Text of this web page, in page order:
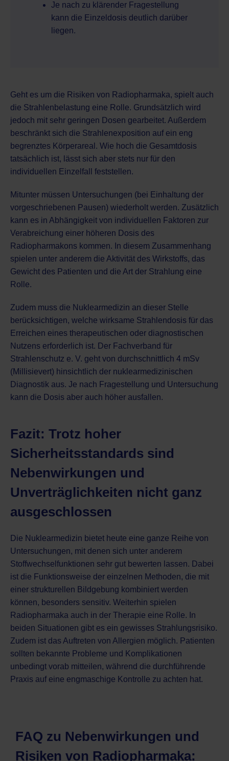
Je nach zu klärender Fragestellung
kann die Einzeldosis deutlich darüber
liegen.
Geht es um die Risiken von Radiopharmaka, spielt auch
die Strahlenbelastung eine Rolle. Grundsätzlich wird
jedoch mit sehr geringen Dosen gearbeitet. Außerdem
beschränkt sich die Strahlenexposition auf ein eng
begrenztes Körperareal. Wie hoch die Gesamtdosis
tatsächlich ist, lässt sich aber stets nur für den
individuellen Einzelfall feststellen.
Mitunter müssen Untersuchungen (bei Einhaltung der
vorgeschriebenen Pausen) wiederholt werden. Zusätzlich
kann es in Abhängigkeit von individuellen Faktoren zur
Verabreichung einer höheren Dosis des
Radiopharmakons kommen. In diesem Zusammenhang
spielen unter anderem die Aktivität des Wirkstoffs, das
Gewicht des Patienten und die Art der Strahlung eine
Rolle.
Zudem muss die Nuklearmedizin an dieser Stelle
berücksichtigen, welche wirksame Strahlendosis für das
Erreichen eines therapeutischen oder diagnostischen
Nutzens erforderlich ist. Der Fachverband für
Strahlenschutz e. V. geht von durchschnittlich 4 mSv
(Millisievert) hinsichtlich der nuklearmedizinischen
Diagnostik aus. Je nach Fragestellung und Untersuchung
kann die Dosis aber auch höher ausfallen.
Fazit: Trotz hoher
Sicherheitsstandards sind
Nebenwirkungen und
Unverträglichkeiten nicht ganz
ausgeschlossen
Die Nuklearmedizin bietet heute eine ganze Reihe von
Untersuchungen, mit denen sich unter anderem
Stoffwechselfunktionen sehr gut bewerten lassen. Dabei
ist die Funktionsweise der einzelnen Methoden, die mit
einer strukturellen Bildgebung kombiniert werden
können, besonders sensitiv. Weiterhin spielen
Radiopharmaka auch in der Therapie eine Rolle. In
beiden Situationen gibt es ein gewisses Strahlungsrisiko.
Zudem ist das Auftreten von Allergien möglich. Patienten
sollten bekannte Probleme und Komplikationen
unbedingt vorab mitteilen, während die durchführende
Praxis auf eine engmaschige Kontrolle zu achten hat.
FAQ zu Nebenwirkungen und
Risiken von Radiopharmaka: